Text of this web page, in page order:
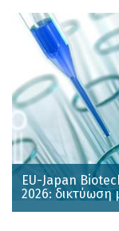
EU-Japan
2026: δικτύωση